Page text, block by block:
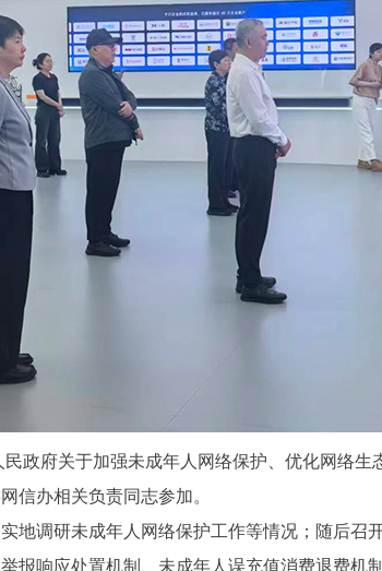
政府关于加强未成年人网络保护、优化网络
信办相关负责同志参加。
调研未成年人网络保护工作等情况；随后召
报响应处置机制、未成年人误充值消费退费机